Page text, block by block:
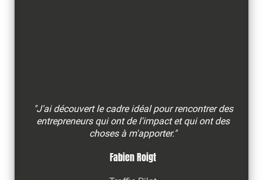
"J'ai découvert le cadre idéal pour rencontrer des
entrepreneurs qui ont de l'impact et qui ont des
choses à m'apporter."
Fabien Roigt